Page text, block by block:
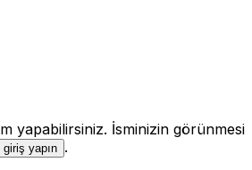
yapabilirsiniz. İsminizin görünmesi
giriş yapın .